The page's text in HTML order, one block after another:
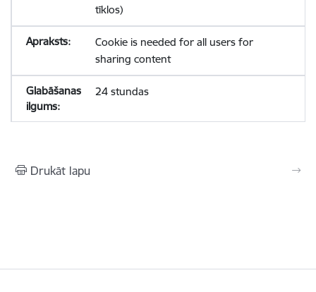
tīklos)
Cookie is needed for all users for
sharing content
24 stundas
Drukāt lapu